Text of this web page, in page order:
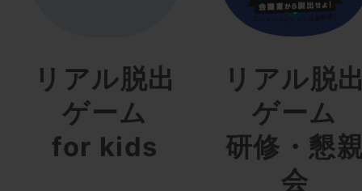
リアル脱出
ゲーム
for kids
リアル脱
ゲーム
研修・懇
会